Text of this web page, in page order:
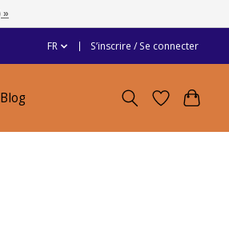
FR S’inscrire / Se connecter
Blog
»